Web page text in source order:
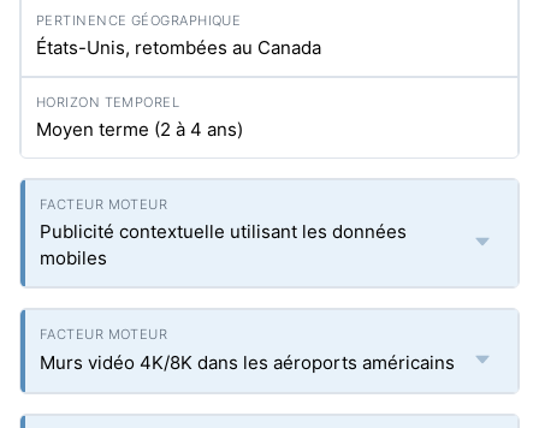
États-Unis, retombées au Canada
Moyen terme (2 à 4 ans)
Publicité contextuelle utilisant les données
mobiles
Murs vidéo 4K/8K dans les aéroports américains